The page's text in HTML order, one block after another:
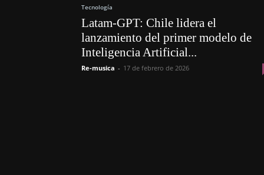
Tecnología
Latam-GPT: Chile lidera el
lanzamiento del primer modelo de
Inteligencia Artificial...
Re-musica - 17 de febrero de 2026